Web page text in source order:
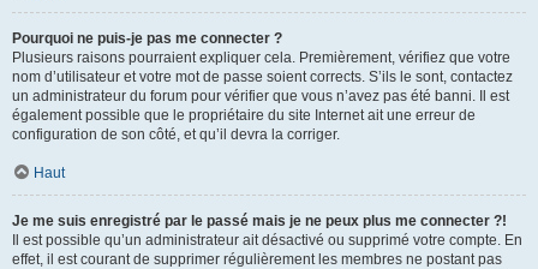
Pourquoi ne puis-je pas me connecter ?
Plusieurs raisons pourraient expliquer cela. Premièrement, vérifiez que votre
nom d’utilisateur et votre mot de passe soient corrects. S’ils le sont, contactez
un administrateur du forum pour vérifier que vous n’avez pas été banni. Il est
également possible que le propriétaire du site Internet ait une erreur de
configuration de son côté, et qu’il devra la corriger.
Haut
Je me suis enregistré par le passé mais je ne peux plus me connecter ?!
Il est possible qu’un administrateur ait désactivé ou supprimé votre compte. En
effet, il est courant de supprimer régulièrement les membres ne postant pas